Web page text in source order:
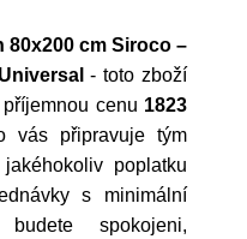
80x200 cm Siroco –
Universal - toto zboží
cenu 1823
vás připravuje tým
poplatku
s minimální
spokojeni,